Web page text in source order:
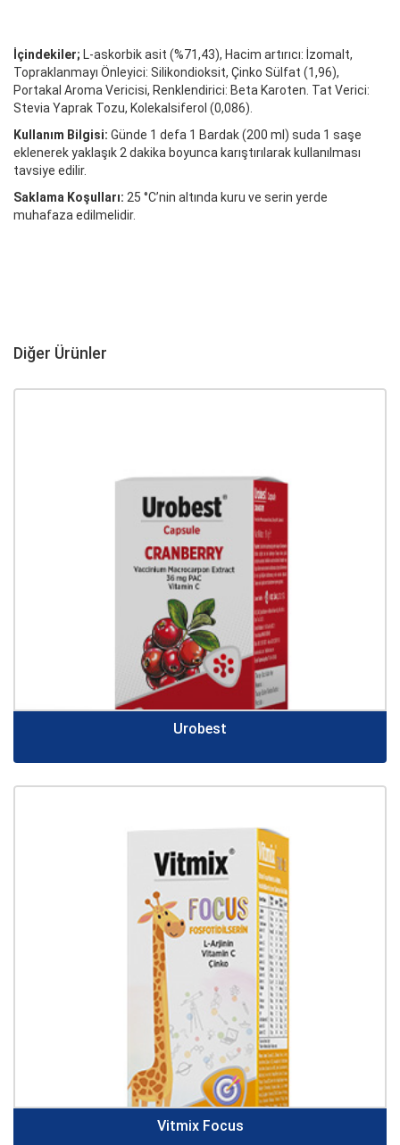
İçindekiler; L-askorbik asit (%71,43), Hacim artırıcı: İzomalt,
Topraklanmayı Önleyici: Silikondioksit, Çinko Sülfat (1,96),
Portakal Aroma Vericisi, Renklendirici: Beta Karoten. Tat Verici:
Stevia Yaprak Tozu, Kolekalsiferol (0,086).
Kullanım Bilgisi: Günde 1 defa 1 Bardak (200 ml) suda 1 saşe
eklenerek yaklaşık 2 dakika boyunca karıştırılarak kullanılması
tavsiye edilir.
Saklama Koşulları: 25 °C’nin altında kuru ve serin yerde
muhafaza edilmelidir.
Diğer Ürünler
Urobest
Vitmix Focus